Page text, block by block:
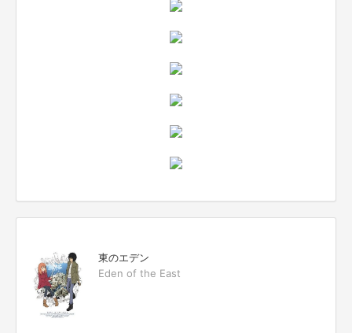
東のエデン
Eden of the East